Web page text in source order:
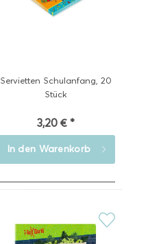
Servietten Schulanfang, 20
Stück
3,20 € *
In den Warenkorb